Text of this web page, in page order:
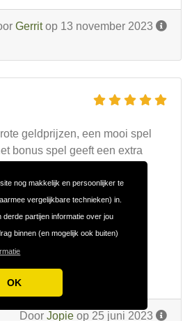
nog makkelijk en persoonlijker te
vergelijkbare technieken) in.
partijen informatie over jou
binnen (en mogelijk ook buiten)
OK
Gerritop 13 november 2023
geldprijzen, een mooi spel
bonus spel geeft een extra
Door Jopie op 25 juni 2023